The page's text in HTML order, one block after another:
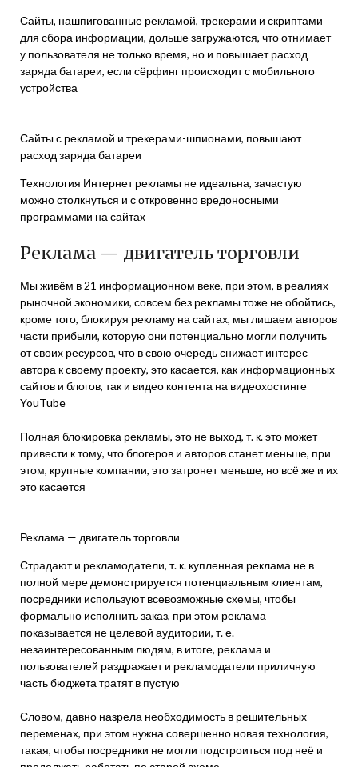
Сайты, нашпигованные рекламой, трекерами и скриптами
для сбора информации, дольше загружаются, что отнимает
у пользователя не только время, но и повышает расход
заряда батареи, если сёрфинг происходит с мобильного
устройства
Сайты с рекламой и трекерами-шпионами, повышают
расход заряда батареи
Технология Интернет рекламы не идеальна, зачастую
можно столкнуться и с откровенно вредоносными
программами на сайтах
Реклама — двигатель торговли
Мы живём в 21 информационном веке, при этом, в реалиях
рыночной экономики, совсем без рекламы тоже не обойтись,
кроме того, блокируя рекламу на сайтах, мы лишаем авторов
части прибыли, которую они потенциально могли получить
от своих ресурсов, что в свою очередь снижает интерес
автора к своему проекту, это касается, как информационных
сайтов и блогов, так и видео контента на видеохостинге
YouTube
Полная блокировка рекламы, это не выход, т. к. это может
привести к тому, что блогеров и авторов станет меньше, при
этом, крупные компании, это затронет меньше, но всё же и их
это касается
Реклама — двигатель торговли
Страдают и рекламодатели, т. к. купленная реклама не в
полной мере демонстрируется потенциальным клиентам,
посредники используют всевозможные схемы, чтобы
формально исполнить заказ, при этом реклама
показывается не целевой аудитории, т. е.
незаинтересованным людям, в итоге, реклама и
пользователей раздражает и рекламодатели приличную
часть бюджета тратят в пустую
Словом, давно назрела необходимость в решительных
переменах, при этом нужна совершенно новая технология,
такая, чтобы посредники не могли подстроиться под неё и